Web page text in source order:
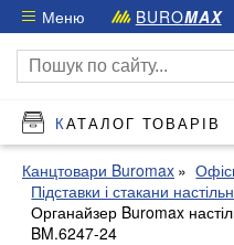
Меню BUROMAX
КАТАЛОГ ТОВАРІВ
Канцтовари Buromax
Підставки і стакани
Органайзер Buromax
BM.6247-24